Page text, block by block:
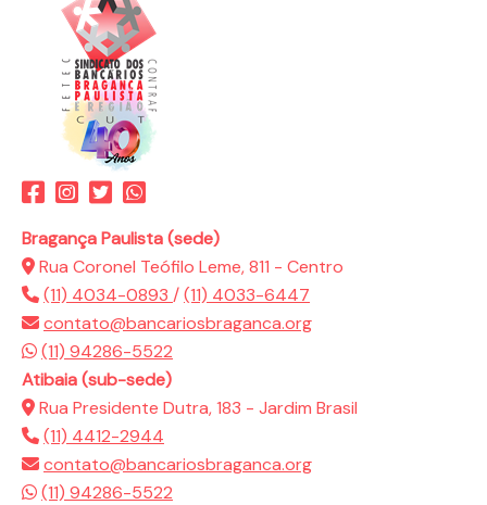
Bragança Paulista (sede)
Rua Coronel Teófilo Leme, 811 - Centro
(11) 4034-0893 /(11) 4033-6447
contato@bancariosbraganca.org
(11) 94286-5522
Atibaia (sub-sede)
Rua Presidente Dutra, 183 - Jardim Brasil
(11) 4412-2944
contato@bancariosbraganca.org
(11) 94286-5522